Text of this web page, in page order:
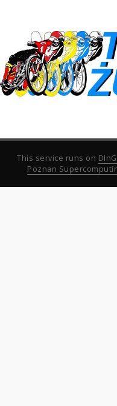
This service runs on
Poznan